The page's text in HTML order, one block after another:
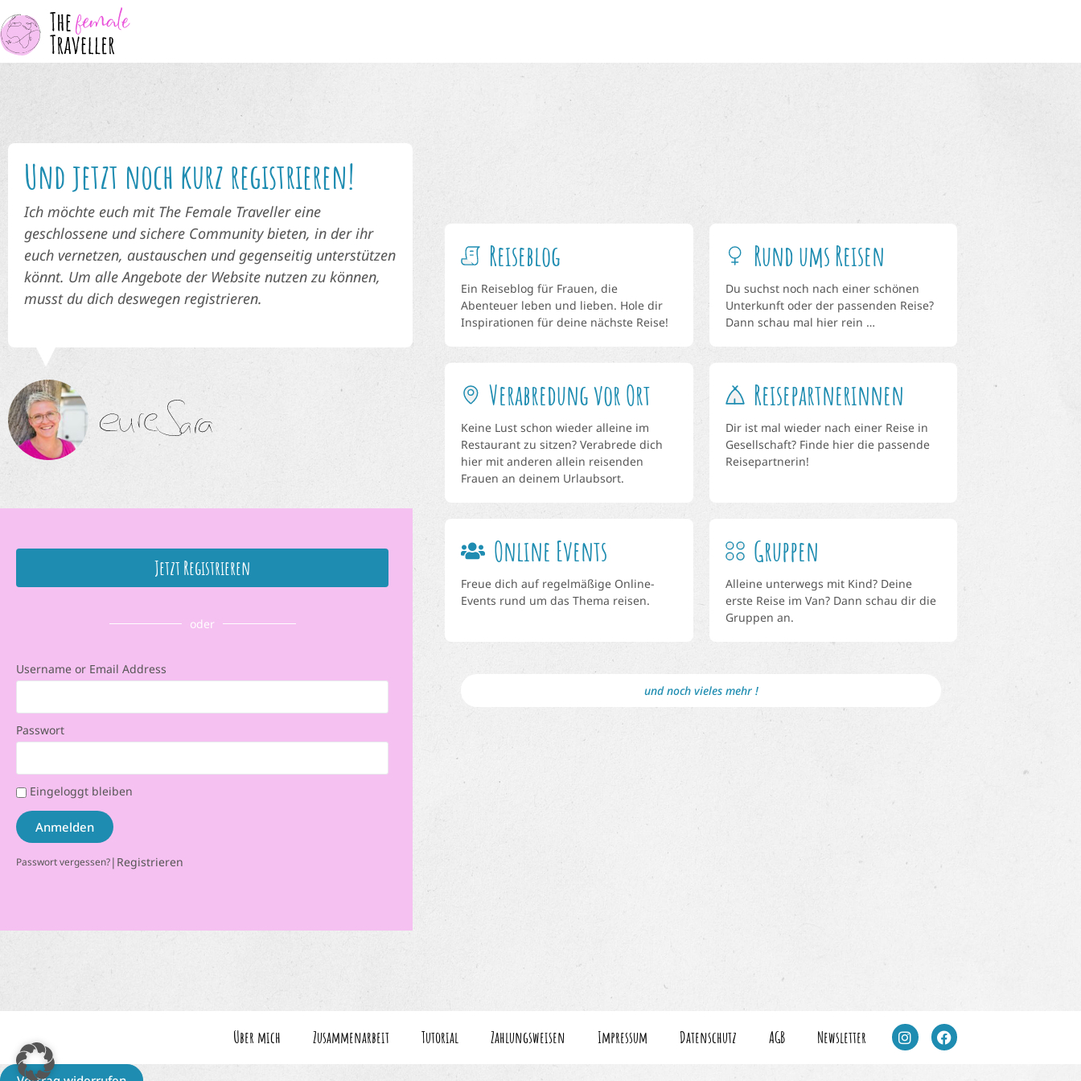
Und jetzt noch kurz registrieren!
Ich möchte euch mit The Female Traveller eine
geschlossene und sichere Community bieten, in der ihr
euch vernetzen, austauschen und gegenseitig unterstützen
könnt. Um alle Angebote der Website nutzen zu können,
musst du dich deswegen registrieren.
Jetzt Registrieren
oder
Username or Email Address
Passwort
Eingeloggt bleiben
Anmelden
Passwort vergessen?| Registrieren
Reiseblog
Ein Reiseblog für Frauen, die
Abenteuer leben und lieben. Hole dir
Inspirationen für deine nächste Reise!
Rund ums Reisen
Du suchst noch nach einer schönen
Unterkunft oder der passenden Reise?
Dann schau mal hier rein …
Verabredung vor Ort
Keine Lust schon wieder alleine im
Restaurant zu sitzen? Verabrede dich
hier mit anderen allein reisenden
Frauen an deinem Urlaubsort.
Reisepartnerinnen
Dir ist mal wieder nach einer Reise in
Gesellschaft? Finde hier die passende
Reisepartnerin!
Online Events
Freue dich auf regelmäßige Online-
Events rund um das Thema reisen.
Gruppen
Alleine unterwegs mit Kind? Deine
erste Reise im Van? Dann schau dir die
Gruppen an.
und noch vieles mehr !
Über mich Zusammenarbeit Tutorial Zahlungsweisen Impressum Datenschutz AGB Newsletter